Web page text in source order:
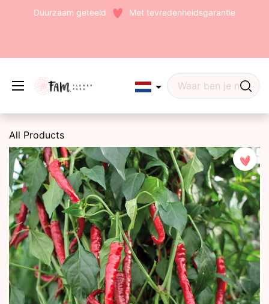
Duurzaam geteeld Met tevredenheidsgarantie
(242)
Edit widget
All Products